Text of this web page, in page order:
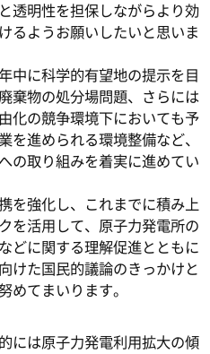
透明性を担保しながらより効
るようお願いしたいと思いま
中に科学的有望地の提示を目
棄物の処分場問題、さらには
化の競争環境下においても予
を進められる環境整備など、
の取り組みを着実に進めてい
を強化し、これまでに積み上
を活用して、原子力発電所の
どに関する理解促進とともに
けた国民的議論のきっかけと
めてまいります。
には原子力発電利用拡大の傾